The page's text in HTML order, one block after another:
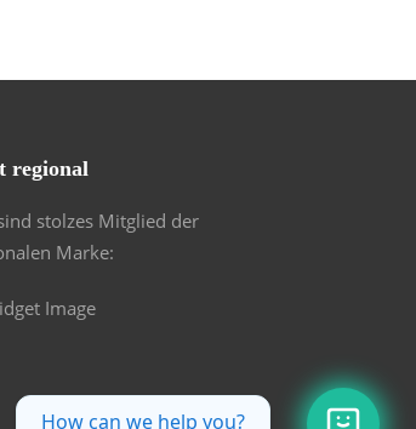
regional
stolzes Mitglied der
Marke:
How can we help you?